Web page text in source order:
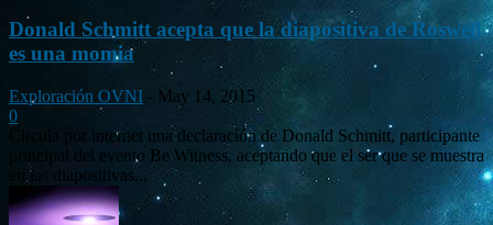
Donald Schmitt acepta que la diapositiva de Roswell
es una momia
Exploración OVNI - May 14, 2015
0
Circula por internet una declaración de Donald Schmitt, participante
principal del evento Be Witness, aceptando que el ser que se muestra
en las diapositivas...